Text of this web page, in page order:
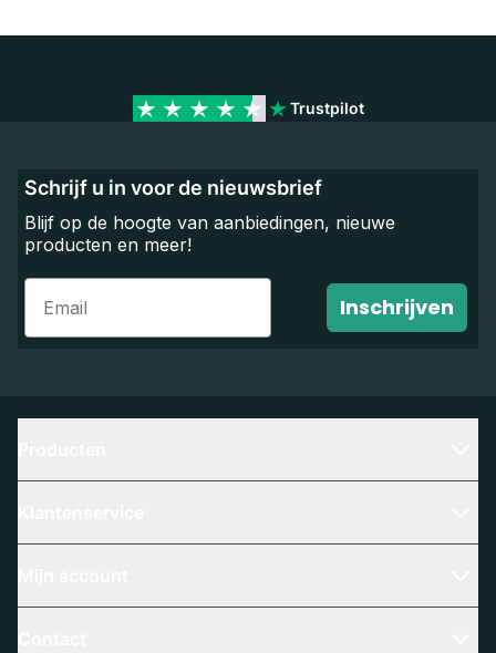
Trustpilot
Schrijf u in voor de nieuwsbrief
Blijf op de hoogte van aanbiedingen, nieuwe
producten en meer!
Email
Inschrijven